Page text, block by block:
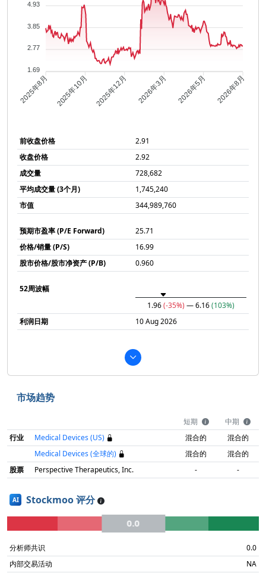
4.93
3.85
2.77
1.69
2025年8月 2025年10月 2025年12月 2026年3月 2026年5月 2026年8月
前收盘价格
2.91
收盘价格
2.92
成交量
728,682
平均成交量 (3个月)
1,745,240
市值
344,989,760
预期市盈率 (P/E Forward)
25.71
价格/销量 (P/S)
16.99
股市价格/股市净资产 (P/B)
0.960
52周波幅
1.96(-35%) — 6.16(103%)
利润日期
10 Aug 2026
市场趋势
短期
中期
行业
Medical Devices (US) 混合的
混合的
Medical Devices (全球的)
混合的
混合的
股票
Perspective Therapeutics, Inc. - -
AI Stockmoo 评分
0.0
分析师共识
0.0
内部交易活动
NA